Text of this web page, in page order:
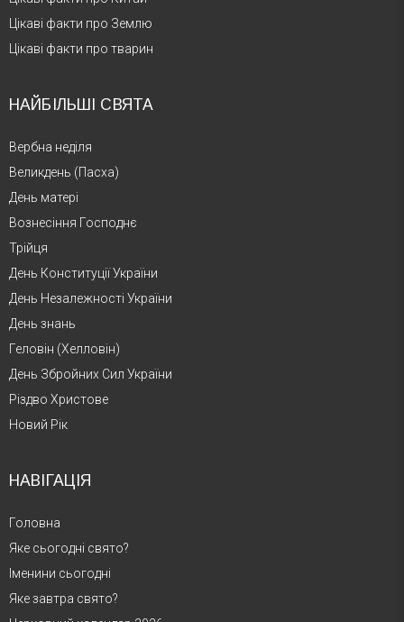
Цікаві факти про Землю
Цікаві факти про тварин
НАЙБІЛЬШІ СВЯТА
Вербна неділя
Великдень (Пасха)
День матері
Вознесіння Господнє
Трійця
День Конституції України
День Незалежності України
День знань
Геловін (Хелловін)
День Збройних Сил України
Різдво Христове
Новий Рік
НАВІГАЦІЯ
Головна
Яке сьогодні свято?
Іменини сьогодні
Яке завтра свято?